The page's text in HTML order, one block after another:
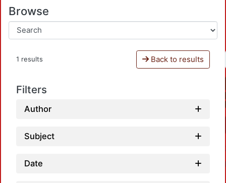
Browse
1 results Back to results
Filters
Author
Subject
Date